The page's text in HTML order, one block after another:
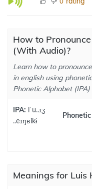
How to
(With Audio)?
Learn how to
in english using
Phonetic Alphabet (IPA)
IPA: lˈu..ɪʒ
..eɪŋʁikɨ
Meanings for Luis